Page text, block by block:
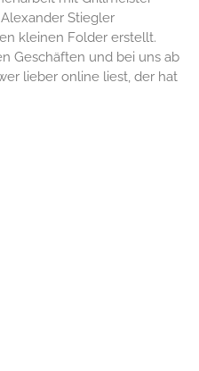
Stiegler
kleinen Folder erstellt.
Geschäften und bei uns ab
lieber online liest, der hat